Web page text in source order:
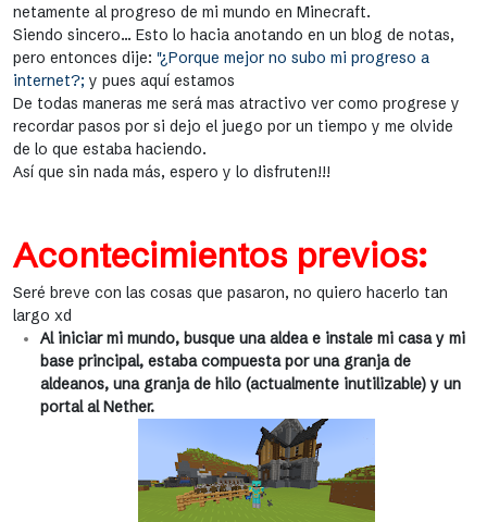
netamente al progreso de mi mundo en Minecraft.
Siendo sincero... Esto lo hacia anotando en un blog de notas,
pero entonces dije: "¿Porque mejor no subo mi progreso a
internet?; y pues aquí estamos
De todas maneras me será mas atractivo ver como progrese y
recordar pasos por si dejo el juego por un tiempo y me olvide
de lo que estaba haciendo.
Así que sin nada más, espero y lo disfruten!!!
Acontecimientos previos:
Seré breve con las cosas que pasaron, no quiero hacerlo tan
largo xd
Al iniciar mi mundo, busque una aldea e instale mi casa y mi
base principal, estaba compuesta por una granja de
aldeanos, una granja de hilo (actualmente inutilizable) y un
portal al Nether.